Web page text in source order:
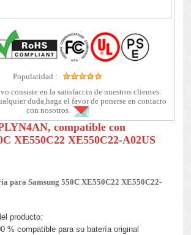
Popularidad :
consiste en la satisfaccin de nuestros clientes.
duda,haga el favor de ponerse en contacto
con nosotros.
compatible con
XE550C22 XE550C22-A02US
para Samsung 550C XE550C22 XE550C22-
producto:
% compatible para su batería original